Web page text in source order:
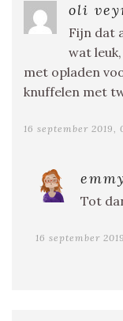
oli
Fijn dat
wat
met opladen
knuffelen met
16 september 2019,
Tot
16 september